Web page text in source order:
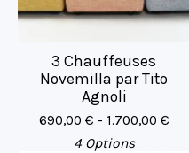
3 Chauffeuses
Novemilla par Tito
Agnoli
690,00 € - 1.700,00 €
4 Options